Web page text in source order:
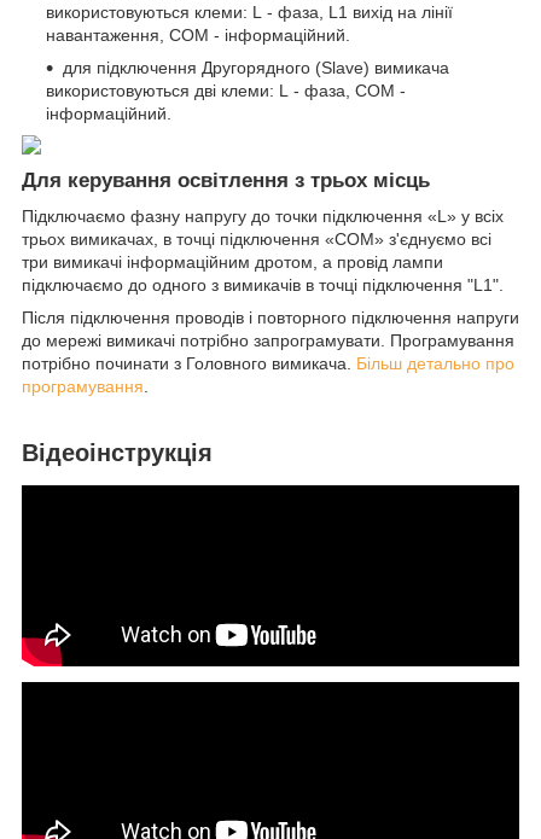
використовуються клеми: L - фаза, L1 вихід на лінії
навантаження, COM - інформаційний.
для підключення Другорядного (Slave) вимикача
використовуються дві клеми: L - фаза, COM -
інформаційний.
Для керування освітлення з трьох місць
Підключаємо фазну напругу до точки підключення «L» у всіх
трьох вимикачах, в точці підключення «COM» з'єднуємо всі
три вимикачі інформаційним дротом, а провід лампи
підключаємо до одного з вимикачів в точці підключення "L1".
Після підключення проводів і повторного підключення напруги
до мережі вимикачі потрібно запрограмувати. Програмування
потрібно починати з Головного вимикача. Більш детально про
програмування.
Відеоінструкція